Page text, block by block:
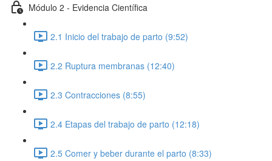
Módulo 2 - Evidencia Científica
2.1 Inicio del trabajo de parto (9:52)
2.2 Ruptura membranas (12:40)
2.3 Contracciones (8:55)
2.4 Etapas del trabajo de parto (12:18)
2.5 Comer y beber durante el parto (8:33)